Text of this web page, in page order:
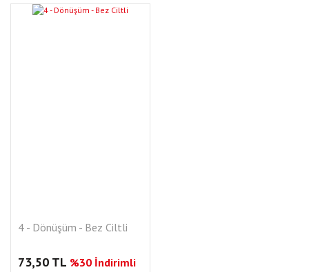
4 - Dönüşüm - Bez Ciltli
73,50 TL %30 İndirimli